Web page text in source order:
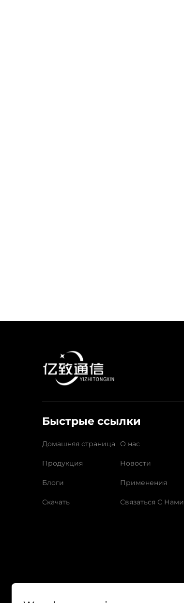
Быстрые ссылки
Домашняя страница О нас
Продукция Новости
Блоги Применения
Скачать Связаться С Нами